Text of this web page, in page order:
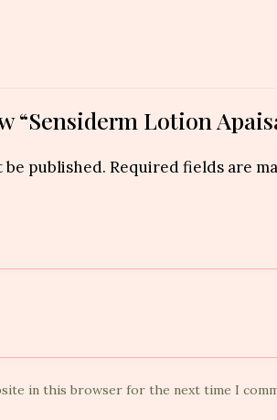
“Sensiderm Lotion
published. Required fields are
in this browser for the next time I